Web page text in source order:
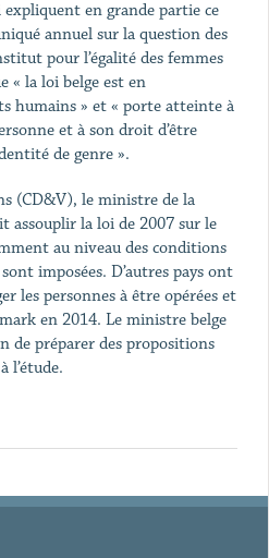
en grande partie ce
annuel sur la question des
pour l’égalité des femmes
« la loi belge est en
humains » et « porte atteinte à
et à son droit d’être
de genre ».
(CD&V), le ministre de la
assouplir la loi de 2007 sur le
au niveau des conditions
imposées. D’autres pays ont
les personnes à être opérées et
en 2014. Le ministre belge
de préparer des propositions
l’étude.